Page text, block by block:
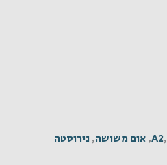
A2,
,אום משושה, נירוסטה